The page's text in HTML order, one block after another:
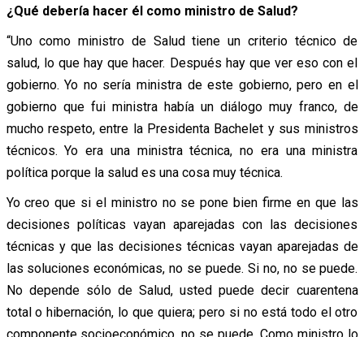
¿Qué debería hacer él como ministro de Salud?
“Uno como ministro de Salud tiene un criterio técnico de
salud, lo que hay que hacer. Después hay que ver eso con el
gobierno. Yo no sería ministra de este gobierno, pero en el
gobierno que fui ministra había un diálogo muy franco, de
mucho respeto, entre la Presidenta Bachelet y sus ministros
técnicos. Yo era una ministra técnica, no era una ministra
política porque la salud es una cosa muy técnica.
Yo creo que si el ministro no se pone bien firme en que las
decisiones políticas vayan aparejadas con las decisiones
técnicas y que las decisiones técnicas vayan aparejadas de
las soluciones económicas, no se puede. Si no, no se puede.
No depende sólo de Salud, usted puede decir cuarentena
total o hibernación, lo que quiera; pero si no está todo el otro
componente socioeconómico, no se puede. Como ministro lo